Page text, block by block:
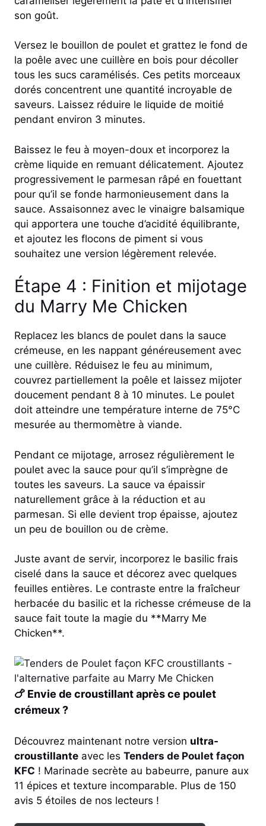
son goût.
Versez le bouillon de poulet et grattez le fond de
la poêle avec une cuillère en bois pour décoller
tous les sucs caramélisés. Ces petits morceaux
dorés concentrent une quantité incroyable de
saveurs. Laissez réduire le liquide de moitié
pendant environ 3 minutes.
Baissez le feu à moyen-doux et incorporez la
crème liquide en remuant délicatement. Ajoutez
progressivement le parmesan râpé en fouettant
pour qu’il se fonde harmonieusement dans la
sauce. Assaisonnez avec le vinaigre balsamique
qui apportera une touche d’acidité équilibrante,
et ajoutez les flocons de piment si vous
souhaitez une version légèrement relevée.
Étape 4 : Finition et mijotage
du Marry Me Chicken
Replacez les blancs de poulet dans la sauce
crémeuse, en les nappant généreusement avec
une cuillère. Réduisez le feu au minimum,
couvrez partiellement la poêle et laissez mijoter
doucement pendant 8 à 10 minutes. Le poulet
doit atteindre une température interne de 75°C
mesurée au thermomètre à viande.
Pendant ce mijotage, arrosez régulièrement le
poulet avec la sauce pour qu’il s’imprègne de
toutes les saveurs. La sauce va épaissir
naturellement grâce à la réduction et au
parmesan. Si elle devient trop épaisse, ajoutez
un peu de bouillon ou de crème.
Juste avant de servir, incorporez le basilic frais
ciselé dans la sauce et décorez avec quelques
feuilles entières. Le contraste entre la fraîcheur
herbacée du basilic et la richesse crémeuse de la
sauce fait toute la magie du **Marry Me
Chicken**.
🍗 Envie de croustillant après ce poulet
crémeux ?
Découvrez maintenant notre version ultra-
croustillante avec les Tenders de Poulet façon
KFC ! Marinade secrète au babeurre, panure aux
11 épices et texture incomparable. Plus de 150
avis 5 étoiles de nos lecteurs !